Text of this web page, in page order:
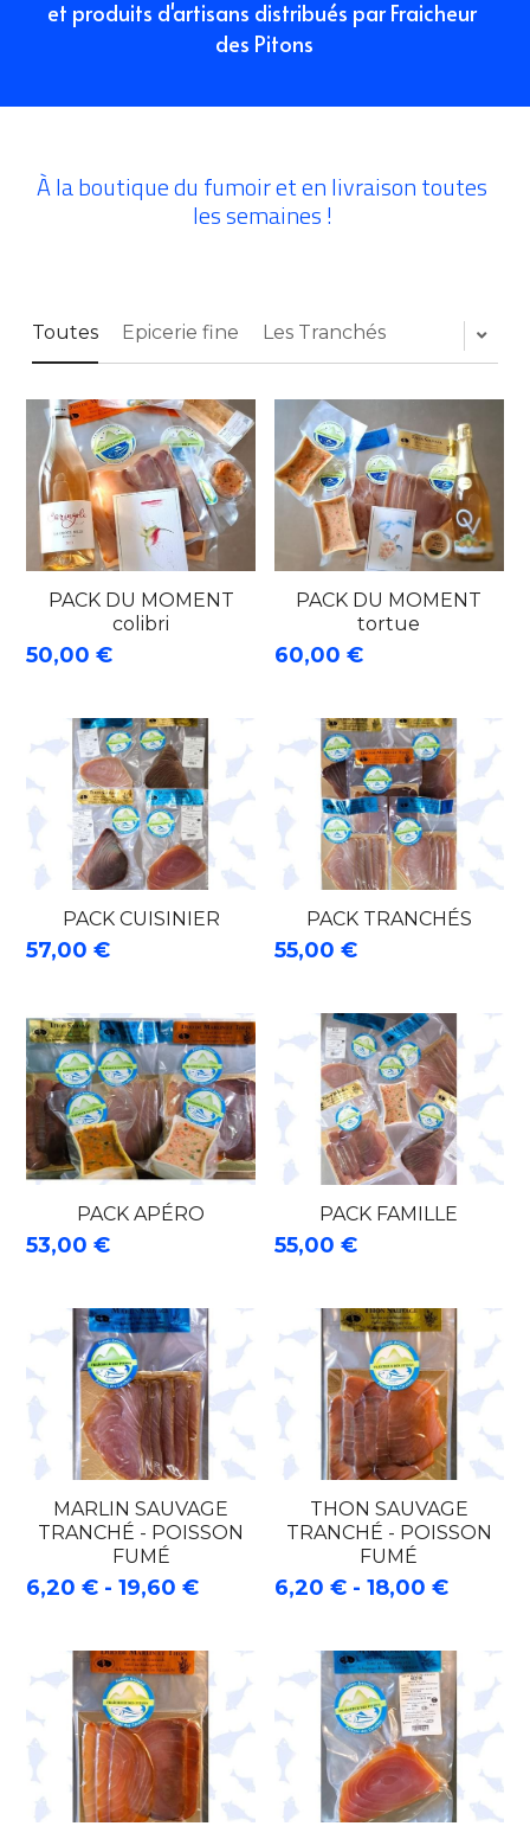
et produits d'artisans distribués par Fraicheur
des Pitons
À la boutique du fumoir et en livraison toutes
les semaines !
Toutes Epicerie fine Les Tranchés
PACK DU MOMENT
colibri
50,00 €
PACK DU MOMENT
tortue
60,00 €
PACK CUISINIER
57,00 €
PACK TRANCHÉS
55,00 €
PACK APÉRO
53,00 €
PACK FAMILLE
55,00 €
MARLIN SAUVAGE
TRANCHÉ - POISSON
FUMÉ
6,20 € - 19,60 €
THON SAUVAGE
TRANCHÉ - POISSON
FUMÉ
6,20 € - 18,00 €